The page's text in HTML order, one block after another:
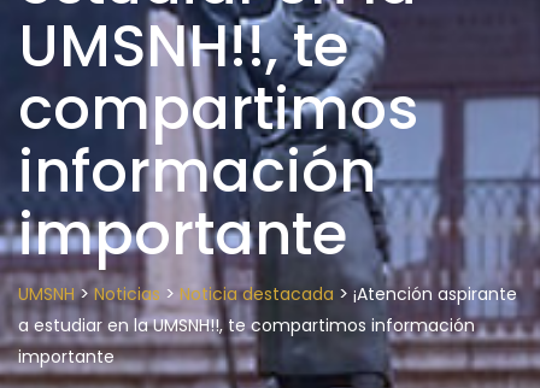
UMSNH!!, te
compartimos
información
importante
UMSNH> Noticias > Noticia destacada > ¡Atención aspirante
a estudiar en la UMSNH!!, te compartimos información
importante